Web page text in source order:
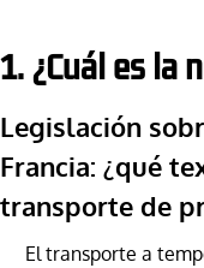
1. ¿Cuál es la
Legislación
Francia: ¿qué
transporte de
El transporte a